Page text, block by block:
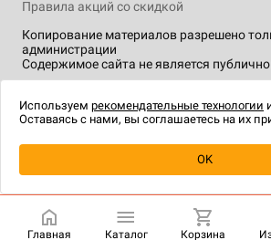
Уведомить о
Копирование материалов разрешено
администрации
Содержимое сайта не является
Правила акций со скидкой
технологии.
Главная Каталог Корзина
Используем рекомендательные технологии
Оставаясь с нами, вы соглашаетесь на их
OK